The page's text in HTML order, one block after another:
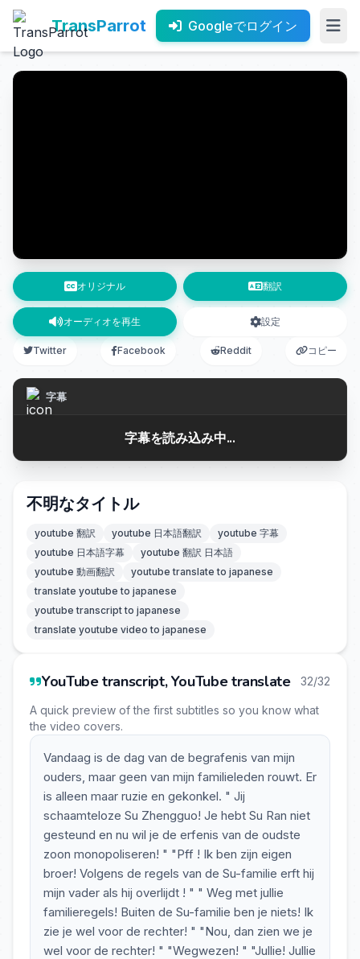
TransParrot Googleでログイン
オリジナル 翻訳
オーディオを再生 設定
Twitter Facebook Reddit コピー
字幕
字幕を読み込み中...
不明なタイトル
youtube 翻訳 youtube 日本語翻訳
youtube 字幕
youtube 日本語字幕
youtube 翻訳 日本語
youtube 動画翻訳
youtube translate to japanese
translate youtube to japanese
youtube transcript to japanese
translate youtube video to japanese
YouTube transcript, YouTube translate 32/32
A quick preview of the first subtitles so you know what
the video covers.
Vandaag is de dag van de begrafenis van mijn
ouders, maar geen van mijn familieleden rouwt. Er
is alleen maar ruzie en gekonkel. " Jij
schaamteloze Su Zhengguo! Je hebt Su Ran niet
gesteund en nu wil je de erfenis van de oudste
zoon monopoliseren! " "Pff ! Ik ben zijn eigen
broer! Volgens de regels van de Su-familie erft hij
mijn vader als hij overlijdt ! " " Weg met jullie
familieregels! Buiten de Su-familie ben je niets! Ik
zie je wel voor de rechter! " "Nou, dan zien we je
wel voor de rechter! " "Wegwezen! " "Jullie! Jullie